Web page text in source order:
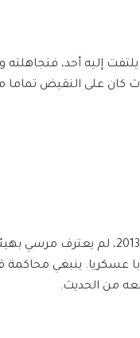
إليه أحد، فتجاهلته
على النقيض تماما
ومع بدء محاكمته في الرابع من نوفمبر/
عسكريا. ينبغي محاكمة
من الحديث.